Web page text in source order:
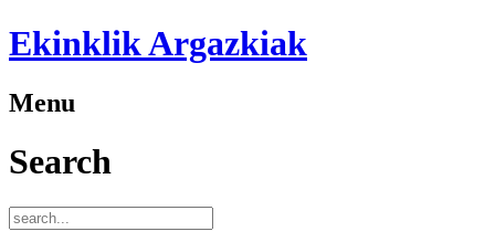
Ekinklik Argazkiak
Menu
Search